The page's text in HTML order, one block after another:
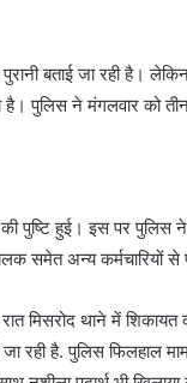
बताई जा रही है।
है। पुलिस ने मंगलवार को
की पुष्टि हुई। इस पर
समेत अन्य कर्मचारियों से
रात मिसरोद थाने में
जा रही है. पुलिस फिलहाल